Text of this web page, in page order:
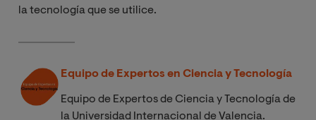
la tecnología que se utilice.
Equipo de Expertos en Ciencia y Tecnología
Equipo de Expertos de Ciencia y Tecnología de
la Universidad Internacional de Valencia.